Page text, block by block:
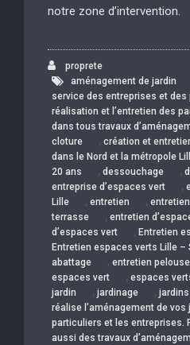
notre zone d’intervention.
proprete
aménagement de jardin
service des entreprises et
réalisation et l’entretien des
dans tous travaux
cloture , création et
dans le Nord et la métropole
20 ans
, dessouchage ,
entreprise d’espaces vert ,
Lille
, entretien ,
terrasse
, entretien
d’espaces vert
, Entretien
Entretien espaces verts Lille
abattage
, entretien pelouse
espaces vert , espaces
jardin , jardinage , jardins
réalise l’aménagement de vos
particuliers et les entreprises.
aussi des travaux